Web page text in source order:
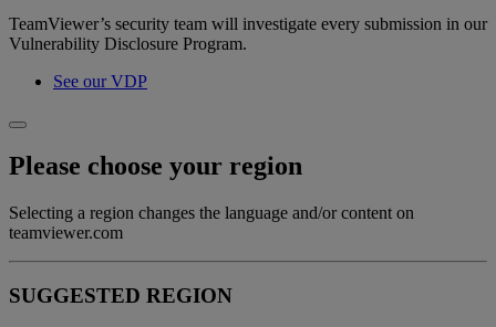
TeamViewer’s security team will investigate every submission in our
Vulnerability Disclosure Program.
See our VDP
Please choose your region
Selecting a region changes the language and/or content on
teamviewer.com
SUGGESTED REGION